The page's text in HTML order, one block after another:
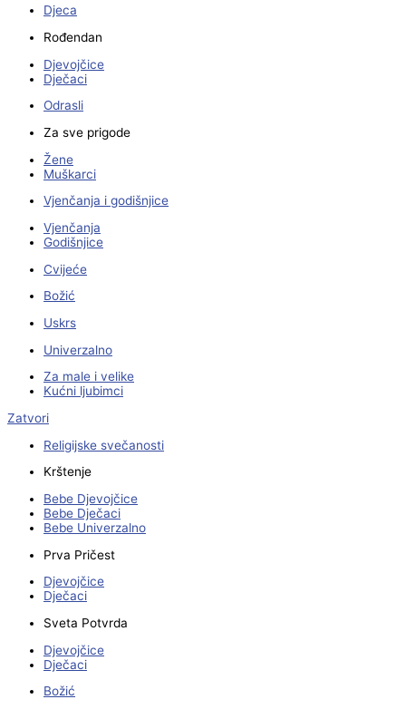
Djeca
Rođendan
Djevojčice
Dječaci
Odrasli
Za sve prigode
Žene
Muškarci
Vjenčanja i godišnjice
Vjenčanja
Godišnjice
Cvijeće
Božić
Uskrs
Univerzalno
Za male i velike
Kućni ljubimci
Zatvori
Religijske svečanosti
Krštenje
Bebe Djevojčice
Bebe Dječaci
Bebe Univerzalno
Prva Pričest
Djevojčice
Dječaci
Sveta Potvrda
Djevojčice
Dječaci
Božić